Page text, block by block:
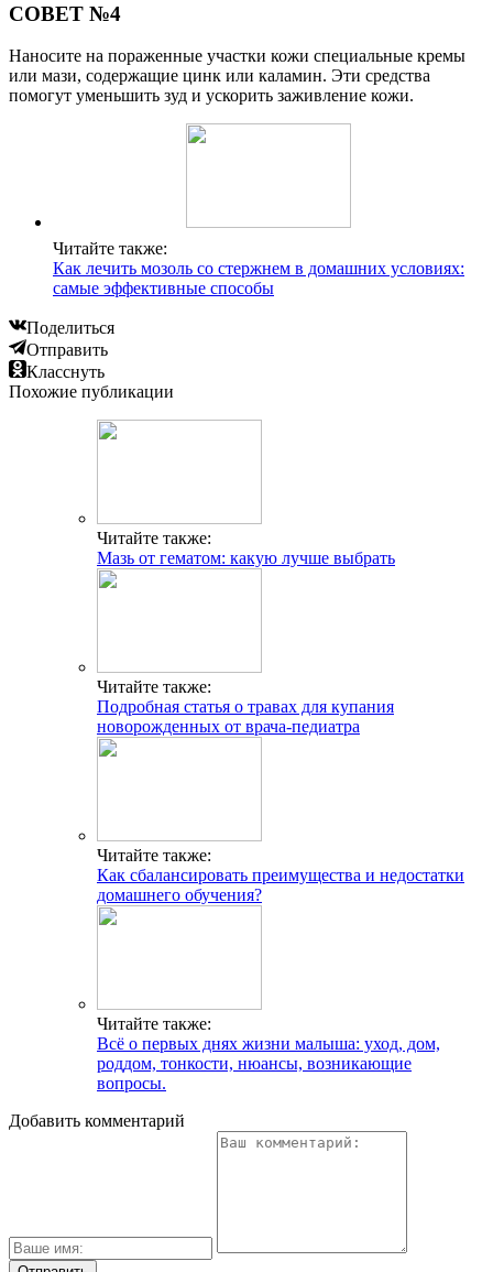
СОВЕТ №4
Наносите на пораженные участки кожи специальные кремы
или мази, содержащие цинк или каламин. Эти средства
помогут уменьшить зуд и ускорить заживление кожи.
Читайте также:
Как лечить мозоль со стержнем в домашних условиях:
самые эффективные способы
Поделиться
Отправить
Класснуть
Похожие публикации
Читайте также:
Мазь от гематом: какую лучше выбрать
Читайте также:
Подробная статья о травах для купания
новорожденных от врача-педиатра
Читайте также:
Как сбалансировать преимущества и недостатки
домашнего обучения?
Читайте также:
Всё о первых днях жизни малыша: уход, дом,
роддом, тонкости, нюансы, возникающие
вопросы.
Добавить комментарий